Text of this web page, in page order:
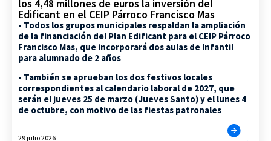
los 4,48 millones de euros la inversión del
Edificant en el CEIP Párroco Francisco Mas
• Todos los grupos municipales respaldan la ampliación
de la financiación del Plan Edificant para el CEIP Párroco
Francisco Mas, que incorporará dos aulas de Infantil
para alumnado de 2 años
• También se aprueban los dos festivos locales
correspondientes al calendario laboral de 2027, que
serán el jueves 25 de marzo (Jueves Santo) y el lunes 4
de octubre, con motivo de las fiestas patronales
29 julio 2026